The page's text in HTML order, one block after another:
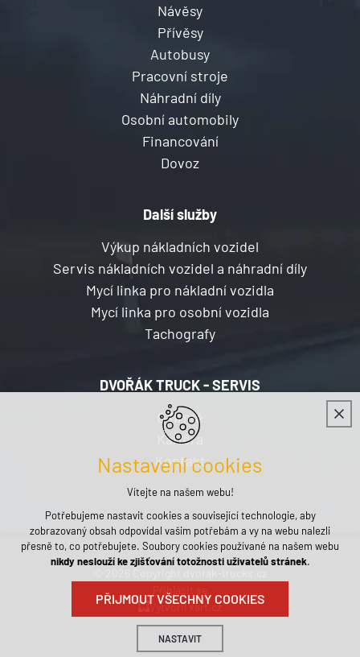
Návěsy
Přívěsy
Autobusy
Pracovní stroje
Náhradní díly
Osobní automobily
Financování
Dovoz
Další služby
Výkup nákladních vozidel
Servis nákladních vozidel a náhradní díly
Mycí linka pro nákladní vozidla
Mycí linka pro osobní vozidla
Tachografy
DVOŘÁK TRUCK - SERVIS
O firmě
Kariéra
Kontakt
Přihlásit se
Vytvořil xart.cz
Nastavení cookies
Vítejte na našem webu!
Potřebujeme nastavit cookies a související technologie, aby
zobrazovaný obsah odpovídal vašim potřebám a vy na webu nalezli
přesně to, co potřebujete. Soubory cookies používané na našem webu
nikdy neslouží ke zjišťování totožnosti uživatelů stránek.
PŘIJMOUT VŠECHNY COOKIES
NASTAVIT